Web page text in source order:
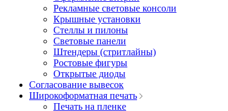
Рекламные световые консоли
Крышные установки
Стеллы и пилоны
Световые панели
Штендеры (стритлайны)
Ростовые фигуры
Открытые диоды
Согласование вывесок
Широкоформатная печать
Печать на пленке